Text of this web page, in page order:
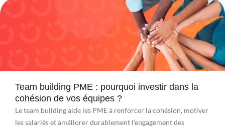
Team building PME : pourquoi investir dans la
cohésion de vos équipes ?
Le team building aide les PME à renforcer la cohésion, motiver
les salariés et améliorer durablement l’engagement des